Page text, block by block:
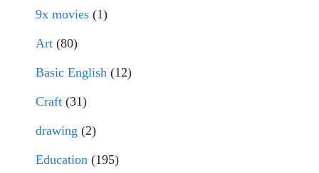
9x movies (1)
Art (80)
Basic English (12)
Craft (31)
drawing (2)
Education (195)